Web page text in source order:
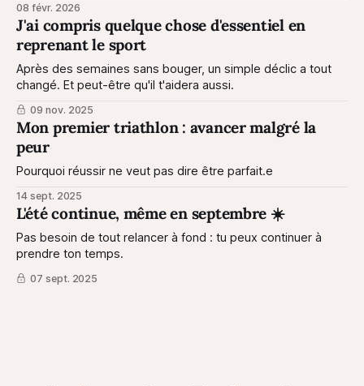
08 févr. 2026
J'ai compris quelque chose d'essentiel en
reprenant le sport
Après des semaines sans bouger, un simple déclic a tout
changé. Et peut-être qu'il t'aidera aussi.
09 nov. 2025
Mon premier triathlon : avancer malgré la
peur
Pourquoi réussir ne veut pas dire être parfait.e
14 sept. 2025
L'été continue, même en septembre ☀️
Pas besoin de tout relancer à fond : tu peux continuer à
prendre ton temps.
07 sept. 2025